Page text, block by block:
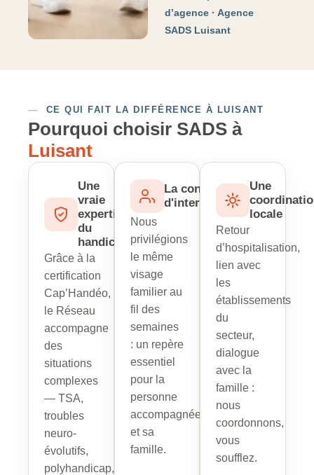
d’agence · Agence
SADS Luisant
— CE QUI FAIT LA DIFFÉRENCE À LUISANT
Pourquoi choisir SADS à
Luisant
Une
vraie
expertise
du
handicap
Grâce à la
certification
Cap’Handéo,
le Réseau
accompagne
des
situations
complexes
— TSA,
troubles
neuro-
évolutifs,
polyhandicap,
La continuité
d'intervenant
Nous
privilégions
le même
visage
familier au
fil des
semaines
: un repère
essentiel
pour la
personne
accompagnée
et sa
famille.
Une
locale
Retour
d’hospitalisation,
lien avec
les
établissements
du
secteur,
dialogue
avec la
famille :
nous
coordonnons,
vous
soufflez.